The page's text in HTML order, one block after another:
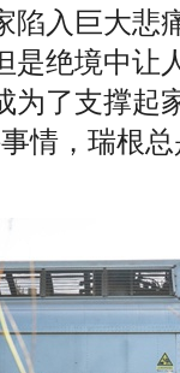
陷入巨大悲
是绝境中让
为了支撑起
情，瑞根